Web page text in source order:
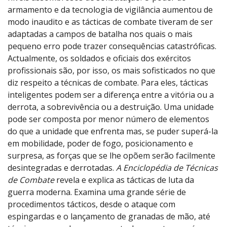
armamento e da tecnologia de vigilância aumentou de
modo inaudito e as tácticas de combate tiveram de ser
adaptadas a campos de batalha nos quais o mais
pequeno erro pode trazer consequências catastróficas.
Actualmente, os soldados e oficiais dos exércitos
profissionais são, por isso, os mais sofisticados no que
diz respeito a técnicas de combate. Para eles, tácticas
inteligentes podem ser a diferença entre a vitória ou a
derrota, a sobrevivência ou a destruição. Uma unidade
pode ser composta por menor número de elementos
do que a unidade que enfrenta mas, se puder superá-la
em mobilidade, poder de fogo, posicionamento e
surpresa, as forças que se lhe opõem serão facilmente
desintegradas e derrotadas. A Enciclopédia de Técnicas
de Combaterevela e explica as tácticas de luta da
guerra moderna. Examina uma grande série de
procedimentos tácticos, desde o ataque com
espingardas e o lançamento de granadas de mão, até